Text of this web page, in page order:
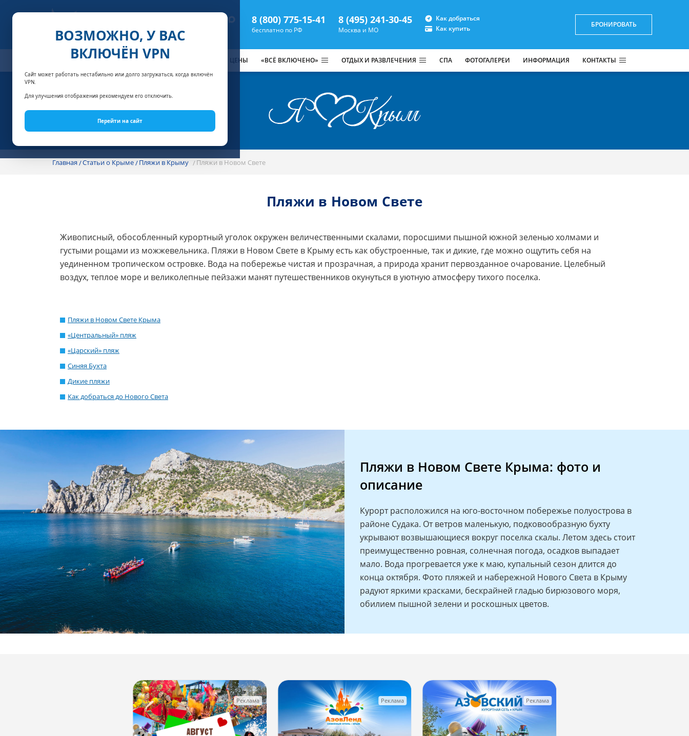
ВОЗМОЖНО, У ВАС
ВКЛЮЧЁН VPN
Сайт может работать нестабильно или долго загружаться, когда включён
VPN.
Для улучшения отображения рекомендуем его отключить.
Перейти на сайт
8 (800) 775-15-41
бесплатно по РФ
8 (495) 241-30-45
Москва и МО
Как добраться
Как купить
БРОНИРОВАТЬ
СПЕЦПРЕДЛОЖЕНИЯ АКЦИИ НОМЕРА И ЦЕНЫ «ВСЁ ВКЛЮЧЕНО» ОТДЫХ И РАЗВЛЕЧЕНИЯ СПА ФОТОГАЛЕРЕИ ИНФОРМАЦИЯ КОНТАКТЫ
Главная Статьи о Крыме Пляжи в Крыму Пляжи в Новом Свете
Пляжи в Новом Свете
Живописный, обособленный курортный уголок окружен величественными скалами, поросшими пышной южной зеленью холмами и
густыми рощами из можжевельника. Пляжи в Новом Свете в Крыму есть как обустроенные, так и дикие, где можно ощутить себя на
уединенном тропическом островке. Вода на побережье чистая и прозрачная, а природа хранит первозданное очарование. Целебный
воздух, теплое море и великолепные пейзажи манят путешественников окунуться в уютную атмосферу тихого поселка.
Пляжи в Новом Свете Крыма
«Центральный» пляж
«Царский» пляж
Синяя Бухта
Дикие пляжи
Как добраться до Нового Света
Пляжи в Новом Свете Крыма: фото и
описание
Курорт расположился на юго-восточном побережье полуострова в
районе Судака. От ветров маленькую, подковообразную бухту
укрывают возвышающиеся вокруг поселка скалы. Летом здесь стоит
преимущественно ровная, солнечная погода, осадков выпадает
мало. Вода прогревается уже к маю, купальный сезон длится до
конца октября. Фото пляжей и набережной Нового Света в Крыму
радуют яркими красками, бескрайней гладью бирюзового моря,
обилием пышной зелени и роскошных цветов.
Реклама Реклама Реклама